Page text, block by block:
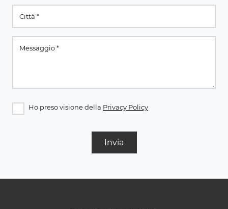
Ho preso visione della Privacy Policy
Invia